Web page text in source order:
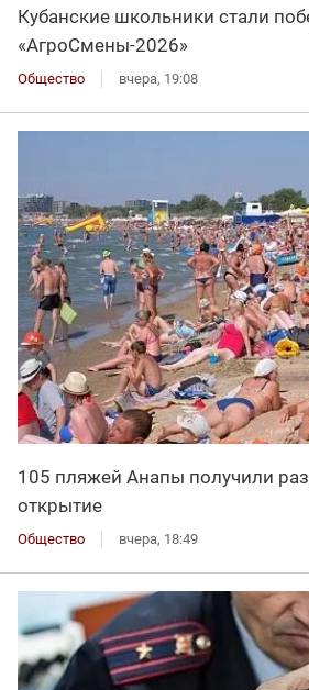
Кубанские школьники стали
«АгроСмены-2026»
Общество вчера, 19:08
105 пляжей Анапы получили
открытие
Общество вчера, 18:49